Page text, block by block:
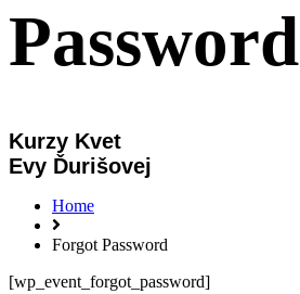
Password
Kurzy Kvet
Evy Ďurišovej
Home
Forgot Password
[wp_event_forgot_password]